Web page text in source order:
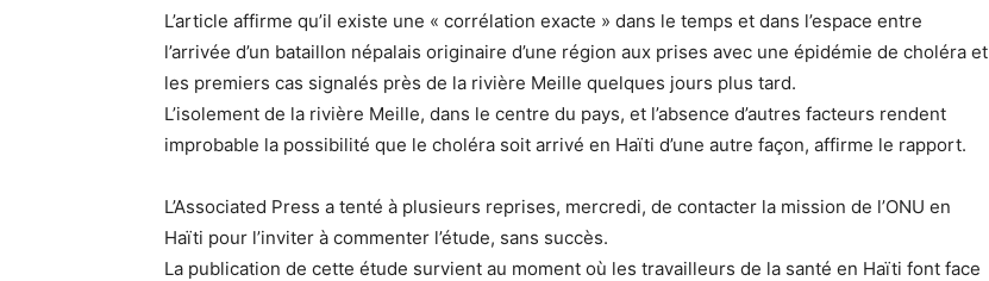
L’article affirme qu’il existe une « corrélation exacte » dans le temps et dans l’espace entre
l’arrivée d’un bataillon népalais originaire d’une région aux prises avec une épidémie de choléra et
les premiers cas signalés près de la rivière Meille quelques jours plus tard.
L’isolement de la rivière Meille, dans le centre du pays, et l’absence d’autres facteurs rendent
improbable la possibilité que le choléra soit arrivé en Haïti d’une autre façon, affirme le rapport.
L’Associated Press a tenté à plusieurs reprises, mercredi, de contacter la mission de l’ONU en
Haïti pour l’inviter à commenter l’étude, sans succès.
La publication de cette étude survient au moment où les travailleurs de la santé en Haïti font face